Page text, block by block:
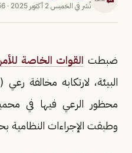
نُشر في الخميس 2 أكتوبر 2025 ·
ضبطت القوات الخاصة
محظور الرعي فيها في
وطبقت الإجراءات النظامية